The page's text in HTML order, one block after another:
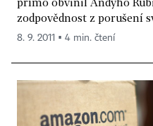
zodpovědnost z porušení
8. 9. 2011 ▪ 4 min. čtení